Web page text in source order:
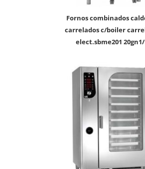
fornos combinados caldeira
carrelados c/boiler
elect.sbme201